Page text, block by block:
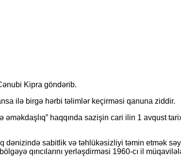
Kipra göndərib.
ilə birgə hərbi təlimlər keçirməsi qanuna ziddir.
haqqında sazişin cari ilin 1 avqust
sabitlik və təhlükəsizliyi təmin etmək
qırıcılarını yerləşdirməsi 1960-cı il